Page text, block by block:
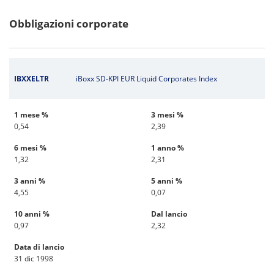
Obbligazioni corporate
IBXXELTR iBoxx SD-KPI EUR Liquid Corporates Index
1 mese %
0,54
3 mesi %
2,39
6 mesi %
1,32
1 anno %
2,31
3 anni %
4,55
5 anni %
0,07
10 anni %
0,97
Dal lancio
2,32
Data di lancio
31 dic 1998